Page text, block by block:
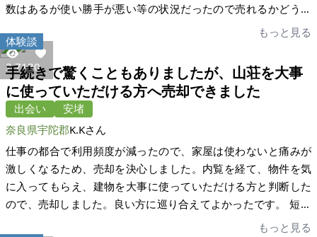
思えました。 私事ですが、家を失ってはじめて血縁を強く意識
しました父の姓を受け継ぐ覚悟を持てました。自治体の空き家
バンクの使い勝手の悪さ。売りたくても様々な敷居の高さに気
が萎えてしまった過去。家いちばさんの画期的なシステム。親
の田舎の空き家問題を抱えるたくさんの人たちを救うまさに救
世主だと思います。今回の私の経験を少しでもいかせるように
自分でも発信しして行こうと思いました。
数はあるが使い勝手が悪い等の状況だったので売れるかどうか
心配だった。家屋が未登記なので不動産屋には扱ってもらいに
くいと思った。 投稿してすぐに全国から問い合わせが多数あり
驚いた。内覧会にはまず近場に住んでいる人を5人位招待した。
購入希望者が複数いたので、競争入札のような形になり、設定
していた値段より高く売れた。後でトラブルになるのは避けた
いので内覧した人に売るのは安心感があった。いい人に買って
もらったと喜んでいる。 書類の事などいろいろ不安だったが、
宅建士や司法書士が的確に指示してくれたのでスムーズに進ん
だ。家にいながら不動産取引ができたし、安心してお任せでき
たことが一番良かった。
もっと見る
2,7130
体験談
手続きで驚くこともありましたが、山荘を大事
に使っていただける方へ売却できました
出会い
安堵
奈良県宇陀郡K.Kさん
仕事の都合で利用頻度が減ったので、家屋は使わないと痛みが
激しくなるため、売却を決心しました。内覧を経て、物件を気
に入ってもらえ、建物を大事に使っていただける方と判断した
ので、売却しました。良い方に巡り合えてよかったです。 短期
取得でしたので税金額の知識がなく、売却の手続きで愕然とし
もっと見る